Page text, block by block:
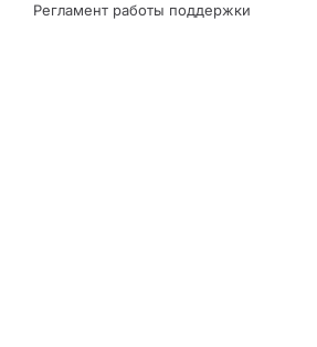
Регламент работы поддержки